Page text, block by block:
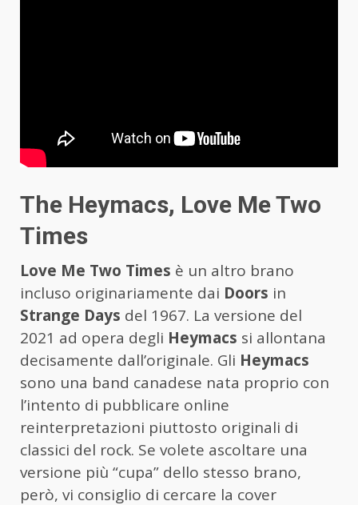
The Heymacs, Love Me Two
Times
Love Me Two Times è un altro brano
incluso originariamente dai Doors in
Strange Days del 1967. La versione del
2021 ad opera degli Heymacs si allontana
decisamente dall’originale. Gli Heymacs
sono una band canadese nata proprio con
l’intento di pubblicare online
reinterpretazioni piuttosto originali di
classici del rock. Se volete ascoltare una
versione più “cupa” dello stesso brano,
però, vi consiglio di cercare la cover